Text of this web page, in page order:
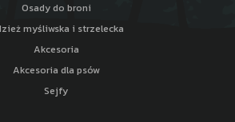
Osady do broni
myśliwska i strzelecka
Akcesoria
Akcesoria dla psów
Sejfy